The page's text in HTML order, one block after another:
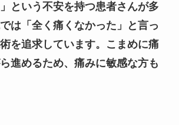
」という不安を持つ患者さんが多
は「全く痛くなかった」と言っ
を追求しています。こまめに痛
進めるため、痛みに敏感な方も